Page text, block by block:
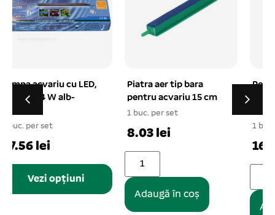
Piatra aer tip bara
pentru acvariu 15 cm
1 buc. per set
8.03 lei
Adaugă în coș
Rezerva de burete
pentru acvariu, patrat
10x10x24/Ø3 cm
1 buc. per set
Adaugă în coș